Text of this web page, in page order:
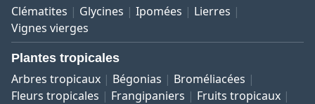
Clématites Glycines Ipomées
Lierres
Vignes vierges
Plantes tropicales
Arbres tropicaux Bégonias
Broméliacées
Fleurs tropicales
Frangipaniers
Fruits tropicaux